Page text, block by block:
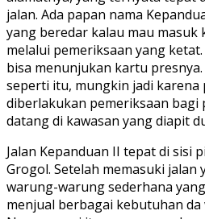
jalan. Ada papan nama
yang beredar kalau mau masuk
melalui pemeriksaan yang
bisa menunjukan kartu
seperti itu, mungkin jadi
diberlakukan pemeriksaan bagi
datang di kawasan yang diapit
Jalan Kepanduan II tepat di sisi
Grogol. Setelah memasuki jalan
warung-warung sederhana
menjual berbagai kebutuhan da